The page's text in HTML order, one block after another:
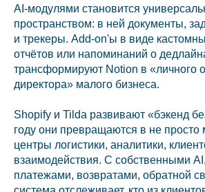
AI-модулями становится
пространством: в ней документы,
и трекеры. Add-on'ы в виде
отчётов или напоминаний о
трансформируют Notion в «личного
директора» малого бизнеса.
Shopify и Tilda развивают «бэкенд
году они превращаются в не просто
центры логистики, аналитики,
взаимодействия. С собственными
платежами, возвратами, обратной